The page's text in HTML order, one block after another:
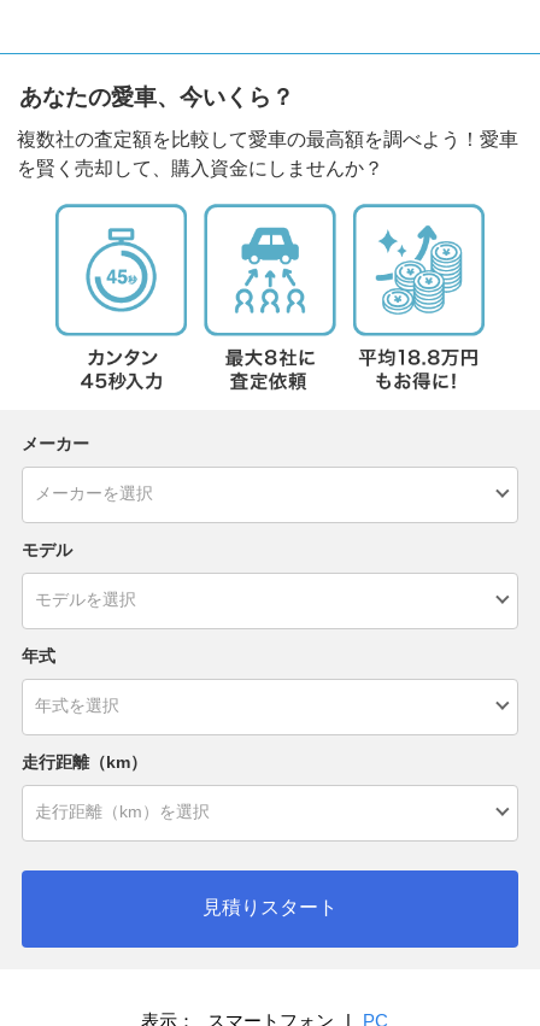
あなたの愛車、今いくら？
複数社の査定額を比較して愛車の最高額を調べよう！愛車
を賢く売却して、購入資金にしませんか？
メーカー
モデル
年式
走行距離（km）
見積りスタート
表示： スマートフォン | PC